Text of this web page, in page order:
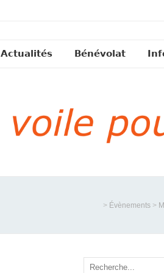
Actualités Bénévolat
> Évènements >